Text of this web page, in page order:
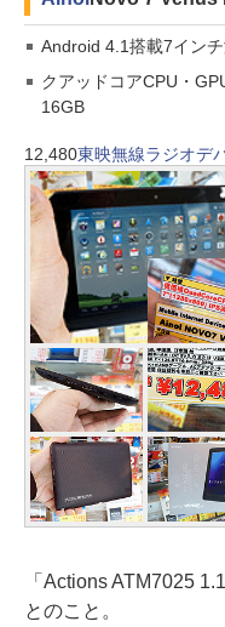
Android 4.1搭載7イン
クアッドコアCPU・
16GB
12,480東映無線ラジオデ
「Actions ATM7025
とのこと。